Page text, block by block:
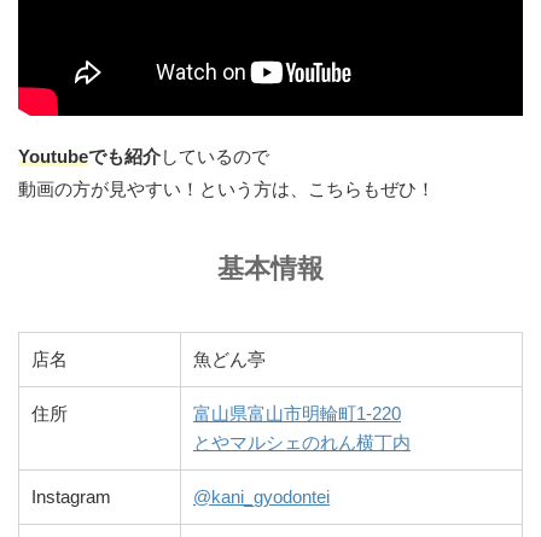
Youtubeでも紹介しているので
動画の方が見やすい！という方は、こちらもぜひ！
基本情報
店名 魚どん亭
住所
富山県富山市明輪町1-220
とやマルシェのれん横丁内
Instagram @kani_gyodontei